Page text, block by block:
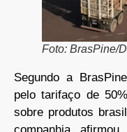
Foto: BrasPine/
Segundo a
pelo tarifaço de
sobre produtos